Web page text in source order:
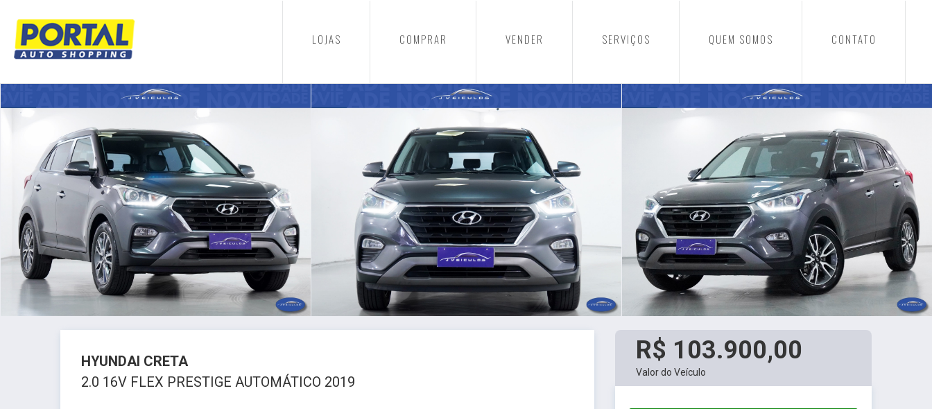
LOJAS COMPRAR VENDER SERVIÇOS QUEM SOMOS CONTATO
HYUNDAI CRETA
2.0 16V FLEX PRESTIGE AUTOMÁTICO 2019
R$ 103.900,00
Valor do Veículo